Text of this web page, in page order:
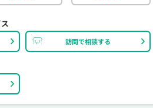
訪問で相談する